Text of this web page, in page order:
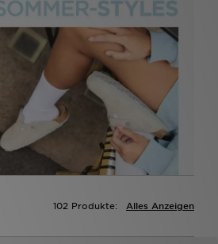
Alles Anzeigen
102 Produkte: